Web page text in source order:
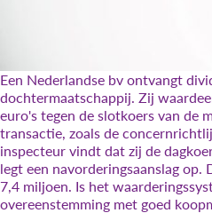
Een Nederlandse bv ontvangt
dochtermaatschappij. Zij
euro's tegen de slotkoers van de
transactie, zoals de
inspecteur vindt dat zij de
legt een navorderingsaanslag
7,4 miljoen. Is het
overeenstemming met goed